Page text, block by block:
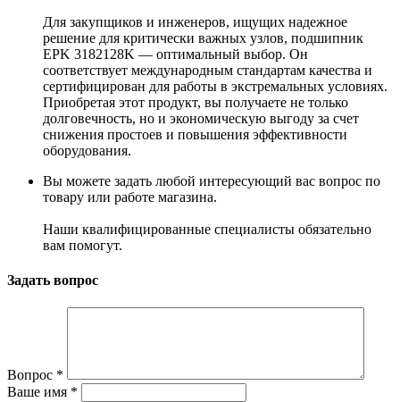
Для закупщиков и инженеров, ищущих надежное
решение для критически важных узлов, подшипник
EPK 3182128K — оптимальный выбор. Он
соответствует международным стандартам качества и
сертифицирован для работы в экстремальных условиях.
Приобретая этот продукт, вы получаете не только
долговечность, но и экономическую выгоду за счет
снижения простоев и повышения эффективности
оборудования.
Вы можете задать любой интересующий вас вопрос по
товару или работе магазина.
Наши квалифицированные специалисты обязательно
вам помогут.
Задать вопрос
Вопрос *
Ваше имя *